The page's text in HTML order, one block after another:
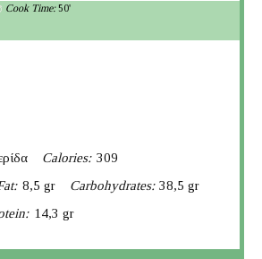
Cook Time: 50'
Calories: 309
8,5 gr Carbohydrates: 38,5 gr
14,3 gr